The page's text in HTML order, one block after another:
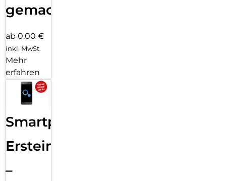
gemacht!
ab 0,00 €
inkl. MwSt.
Mehr
erfahren
Smartphone
Ersteinrichtung
–